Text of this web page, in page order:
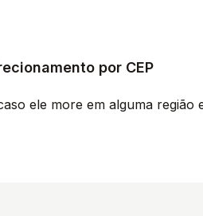
por CEP
ele more em alguma região